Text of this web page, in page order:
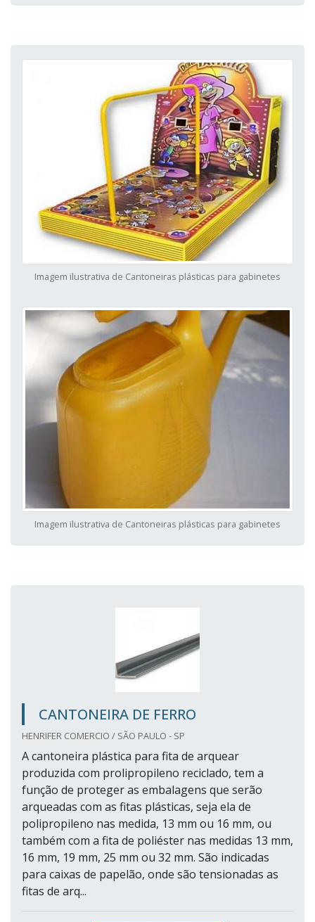
Imagem ilustrativa de Cantoneiras plásticas para gabinetes
Imagem ilustrativa de Cantoneiras plásticas para gabinetes
CANTONEIRA DE FERRO
HENRIFER COMERCIO / SÃO PAULO - SP
A cantoneira plástica para fita de arquear
produzida com prolipropileno reciclado, tem a
função de proteger as embalagens que serão
arqueadas com as fitas plásticas, seja ela de
polipropileno nas medida, 13 mm ou 16 mm, ou
também com a fita de poliéster nas medidas 13 mm,
16 mm, 19 mm, 25 mm ou 32 mm. São indicadas
para caixas de papelão, onde são tensionadas as
fitas de arq...